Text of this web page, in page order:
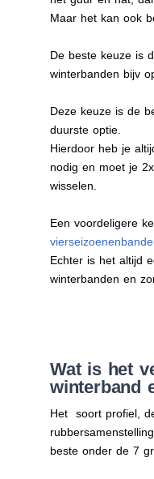
Maar het kan ook
De beste keuze is
winterbanden bijv
Deze keuze is de
duurste optie.
Hierdoor heb je
nodig en moet je
wisselen.
Een voordeligere
Echter is het altijd
winterbanden en
Wat is het
winterband
Het soort profiel,
beste onder de 7